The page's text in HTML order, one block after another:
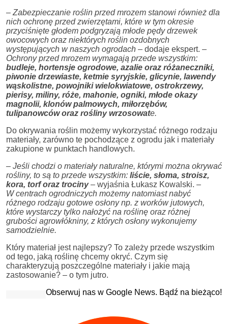
– Zabezpieczanie roślin przed mrozem stanowi również dla
nich ochronę przed zwierzętami, które w tym okresie
przyciśnięte głodem podgryzają młode pędy drzewek
owocowych oraz niektórych roślin ozdobnych
występujących w naszych ogrodach – dodaje ekspert. –
Ochrony przed mrozem wymagają przede wszystkim:
budleje, hortensje ogrodowe, azalie oraz różaneczniki,
piwonie drzewiaste, ketmie syryjskie, glicynie, lawendy
wąskolistne, powojniki wielokwiatowe, ostrokrzewy,
pierisy, miliny, róże, mahonie, ogniki, młode okazy
magnolii, klonów palmowych, miłorzębów,
tulipanowców oraz rośliny wrzosowate.
Do okrywania roślin możemy wykorzystać różnego rodzaju
materiały, zarówno te pochodzące z ogrodu jak i materiały
zakupione w punktach handlowych.
– Jeśli chodzi o materiały naturalne, którymi można okrywać
rośliny, to są to przede wszystkim: liście, słoma, stroisz,
kora, torf oraz trociny– wyjaśnia Łukasz Kowalski. –
W centrach ogrodniczych możemy natomiast nabyć
różnego rodzaju gotowe osłony np. z worków jutowych,
które wystarczy tylko nałożyć na roślinę oraz różnej
grubości agrowłókniny, z których osłony wykonujemy
samodzielnie.
Który materiał jest najlepszy? To zależy przede wszystkim
od tego, jaką roślinę chcemy okryć. Czym się
charakteryzują poszczególne materiały i jakie mają
zastosowanie? – o tym jutro.
Obserwuj nas w Google News. Bądź na bieżąco!